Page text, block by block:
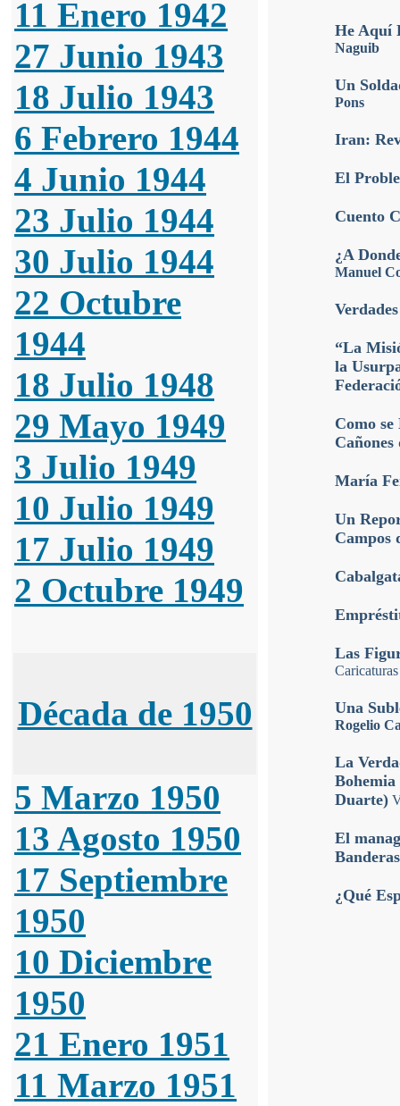
11 Enero 1942
27 Junio 1943
18 Julio 1943
6 Febrero 1944
4 Junio 1944
23 Julio 1944
30 Julio 1944
22 Octubre
1944
18 Julio 1948
29 Mayo 1949
3 Julio 1949
10 Julio 1949
17 Julio 1949
2 Octubre 1949
Década de 1950
5 Marzo 1950
13 Agosto 1950
17 Septiembre
1950
10 Diciembre
1950
21 Enero 1951
11 Marzo 1951
He Aquí
Naguib
Un
Pons
Iran:
El
Cuento
¿A
Manuel
“La
la
Como
Cañones
María
Un
Campos
Las
Una
Rogelio
La
Duarte)
El
¿Qué